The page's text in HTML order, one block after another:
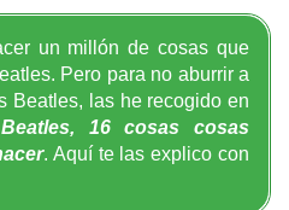
un millón de cosas que
Pero para no aburrir a
Beatles, las he recogido en
16 cosas cosas
. Aquí te las explico con